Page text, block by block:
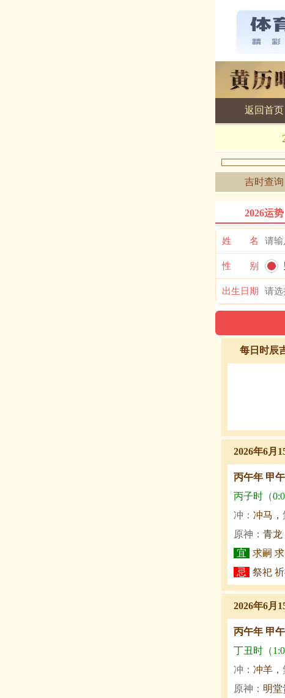
黄历查询
返回首页
吉时查询
2026运势
姓 名
性 别
出生日期
每日时辰
2026年6月
丙午年 甲
丙子时（
冲： 冲马，
原神： 青龙
宜
求嗣
忌
祭祀
2026年6月
丙午年 甲
丁丑时（
冲： 冲羊，
原神： 明堂